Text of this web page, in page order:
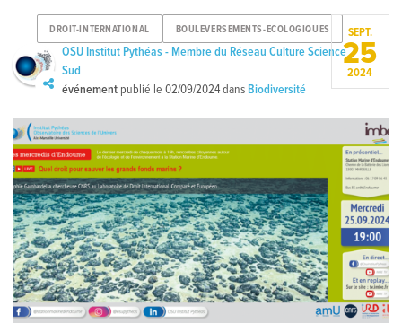
DROIT-INTERNATIONAL BOULEVERSEMENTS-ECOLOGIQUES
OSU Institut Pythéas - Membre du Réseau Culture Science
Sud
événement publié le02/09/2024dans Biodiversité
SEPT.
25
2024